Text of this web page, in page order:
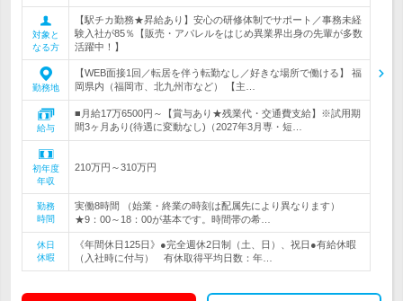
対象と
なる方
【駅チカ勤務★昇給あり】安心の研修体制でサポート／事務未経
験入社が85％【販売・アパレルをはじめ異業界出身の先輩が多数
活躍中！】
勤務地
【WEB面接1回／転居を伴う転勤なし／好きな場所で働ける】 福
岡県内（福岡市、北九州市など） 【主…
給与
■月給17万6500円～【賞与あり★残業代・交通費支給】※試用期
間3ヶ月あり(待遇に変動なし)（2027年3月専・短…
初年度
年収
210万円～310万円
勤務
時間
実働8時間 （始業・終業の時刻は配属先により異なります）
★9：00～18：00が基本です。時間帯の希…
休日
休暇
《年間休日125日》●完全週休2日制（土、日）、祝日●有給休暇
（入社時に付与） 有休取得平均日数：年…